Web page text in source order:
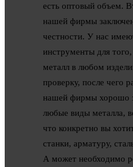
есть оптовый объем.
нашей фирмы
честности. У нас
инструменты для
металл в любом
проверку, после чего
нашей фирмы хорошо
любые виды металла,
что конкретно вы
станки, арматуру,
А может необходимо